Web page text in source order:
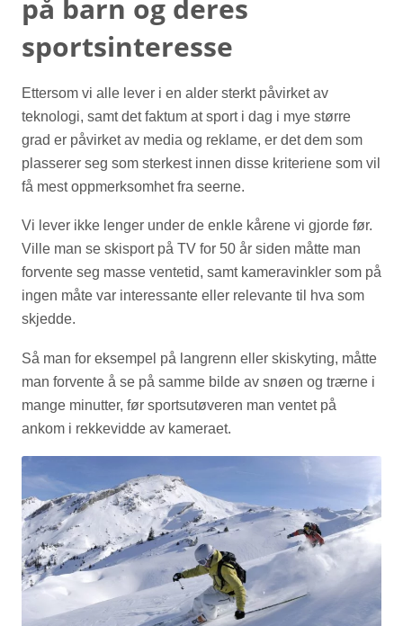
på barn og deres
sportsinteresse
Ettersom vi alle lever i en alder sterkt påvirket av
teknologi, samt det faktum at sport i dag i mye større
grad er påvirket av media og reklame, er det dem som
plasserer seg som sterkest innen disse kriteriene som vil
få mest oppmerksomhet fra seerne.
Vi lever ikke lenger under de enkle kårene vi gjorde før.
Ville man se skisport på TV for 50 år siden måtte man
forvente seg masse ventetid, samt kameravinkler som på
ingen måte var interessante eller relevante til hva som
skjedde.
Så man for eksempel på langrenn eller skiskyting, måtte
man forvente å se på samme bilde av snøen og trærne i
mange minutter, før sportsutøveren man ventet på
ankom i rekkevidde av kameraet.